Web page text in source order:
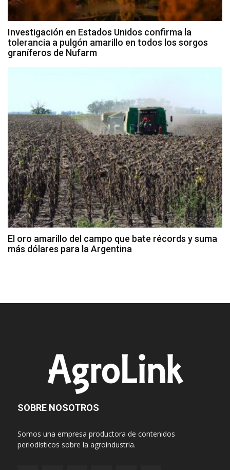
Investigación en Estados Unidos confirma la
tolerancia a pulgón amarillo en todos los sorgos
graníferos de Nufarm
El oro amarillo del campo que bate récords y suma
más dólares para la Argentina
SOBRE NOSOTROS
Somos una empresa productora de contenidos
periodísticos sobre la agroindustria.